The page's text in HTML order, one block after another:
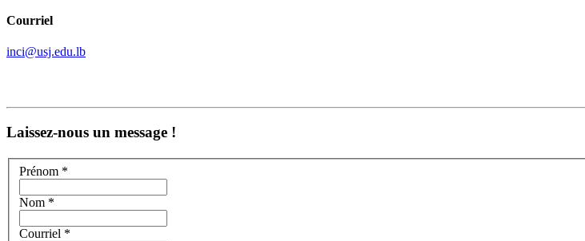
Courriel
inci@usj.edu.lb
Laissez-nous un message !
Prénom *
Nom *
Courriel *